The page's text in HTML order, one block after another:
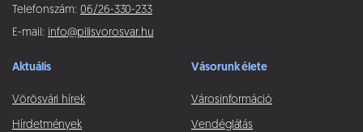
Telefonszám: 06/26-330-233
E-mail: info@pilisvorosvar.hu
Aktuális
Vörösvári hírek
Hírdetmények
Vásorunk élete
Városinformáció
Vendéglátás